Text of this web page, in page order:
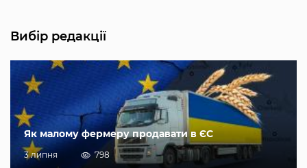
Вибір редакції
Як малому фермеру продавати в ЄС
3 липня 798